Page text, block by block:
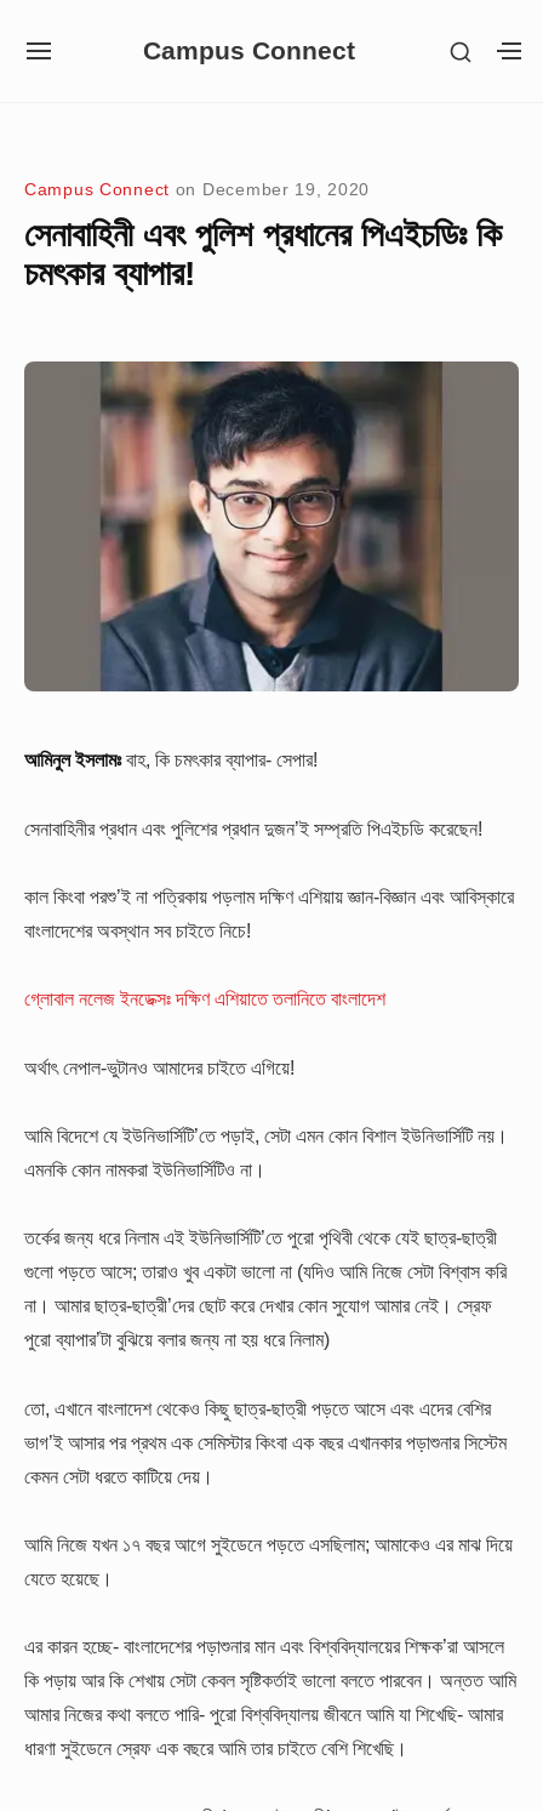
Campus Connect
SITE
SHOW
Campus Connect on December 19, 2020
সেনাবাহিনী এবং পুলিশ প্রধানের পিএইচডিঃ কি
চমৎকার ব্যাপার!
আমিনুল ইসলামঃবাহ, কি চমৎকার ব্যাপার- সেপার!
সেনাবাহিনীর প্রধান এবং পুলিশের প্রধান দুজন’ই সম্প্রতি পিএইচডি করেছেন!
কাল কিংবা পরশু’ই না পত্রিকায় পড়লাম দক্ষিণ এশিয়ায় জ্ঞান-বিজ্ঞান এবং আবিস্কারে
বাংলাদেশের অবস্থান সব চাইতে নিচে!
গ্লোবাল নলেজ ইনডেক্সঃ দক্ষিণ এশিয়াতে তলানিতে বাংলাদেশ
অর্থাৎ নেপাল-ভুটানও আমাদের চাইতে এগিয়ে!
আমি বিদেশে যে ইউনিভার্সিটি’তে পড়াই, সেটা এমন কোন বিশাল ইউনিভার্সিটি নয়।
এমনকি কোন নামকরা ইউনিভার্সিটিও না।
তর্কের জন্য ধরে নিলাম এই ইউনিভার্সিটি’তে পুরো পৃথিবী থেকে যেই ছাত্র-ছাত্রী
গুলো পড়তে আসে; তারাও খুব একটা ভালো না (যদিও আমি নিজে সেটা বিশ্বাস করি
না। আমার ছাত্র-ছাত্রী’দের ছোট করে দেখার কোন সুযোগ আমার নেই। স্রেফ
পুরো ব্যাপার’টা বুঝিয়ে বলার জন্য না হয় ধরে নিলাম)
তো, এখানে বাংলাদেশ থেকেও কিছু ছাত্র-ছাত্রী পড়তে আসে এবং এদের বেশির
ভাগ’ই আসার পর প্রথম এক সেমিস্টার কিংবা এক বছর এখানকার পড়াশুনার সিস্টেম
কেমন সেটা ধরতে কাটিয়ে দেয়।
আমি নিজে যখন ১৭ বছর আগে সুইডেনে পড়তে এসছিলাম; আমাকেও এর মাঝ দিয়ে
যেতে হয়েছে।
এর কারন হচ্ছে- বাংলাদেশের পড়াশুনার মান এবং বিশ্ববিদ্যালয়ের শিক্ষক’রা আসলে
কি পড়ায় আর কি শেখায় সেটা কেবল সৃষ্টিকর্তাই ভালো বলতে পারবেন। অন্তত আমি
আমার নিজের কথা বলতে পারি- পুরো বিশ্ববিদ্যালয় জীবনে আমি যা শিখেছি- আমার
ধারণা সুইডেনে স্রেফ এক বছরে আমি তার চাইতে বেশি শিখেছি।